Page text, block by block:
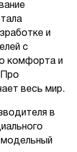
и
с
комфорта и
Про
весь мир.
в